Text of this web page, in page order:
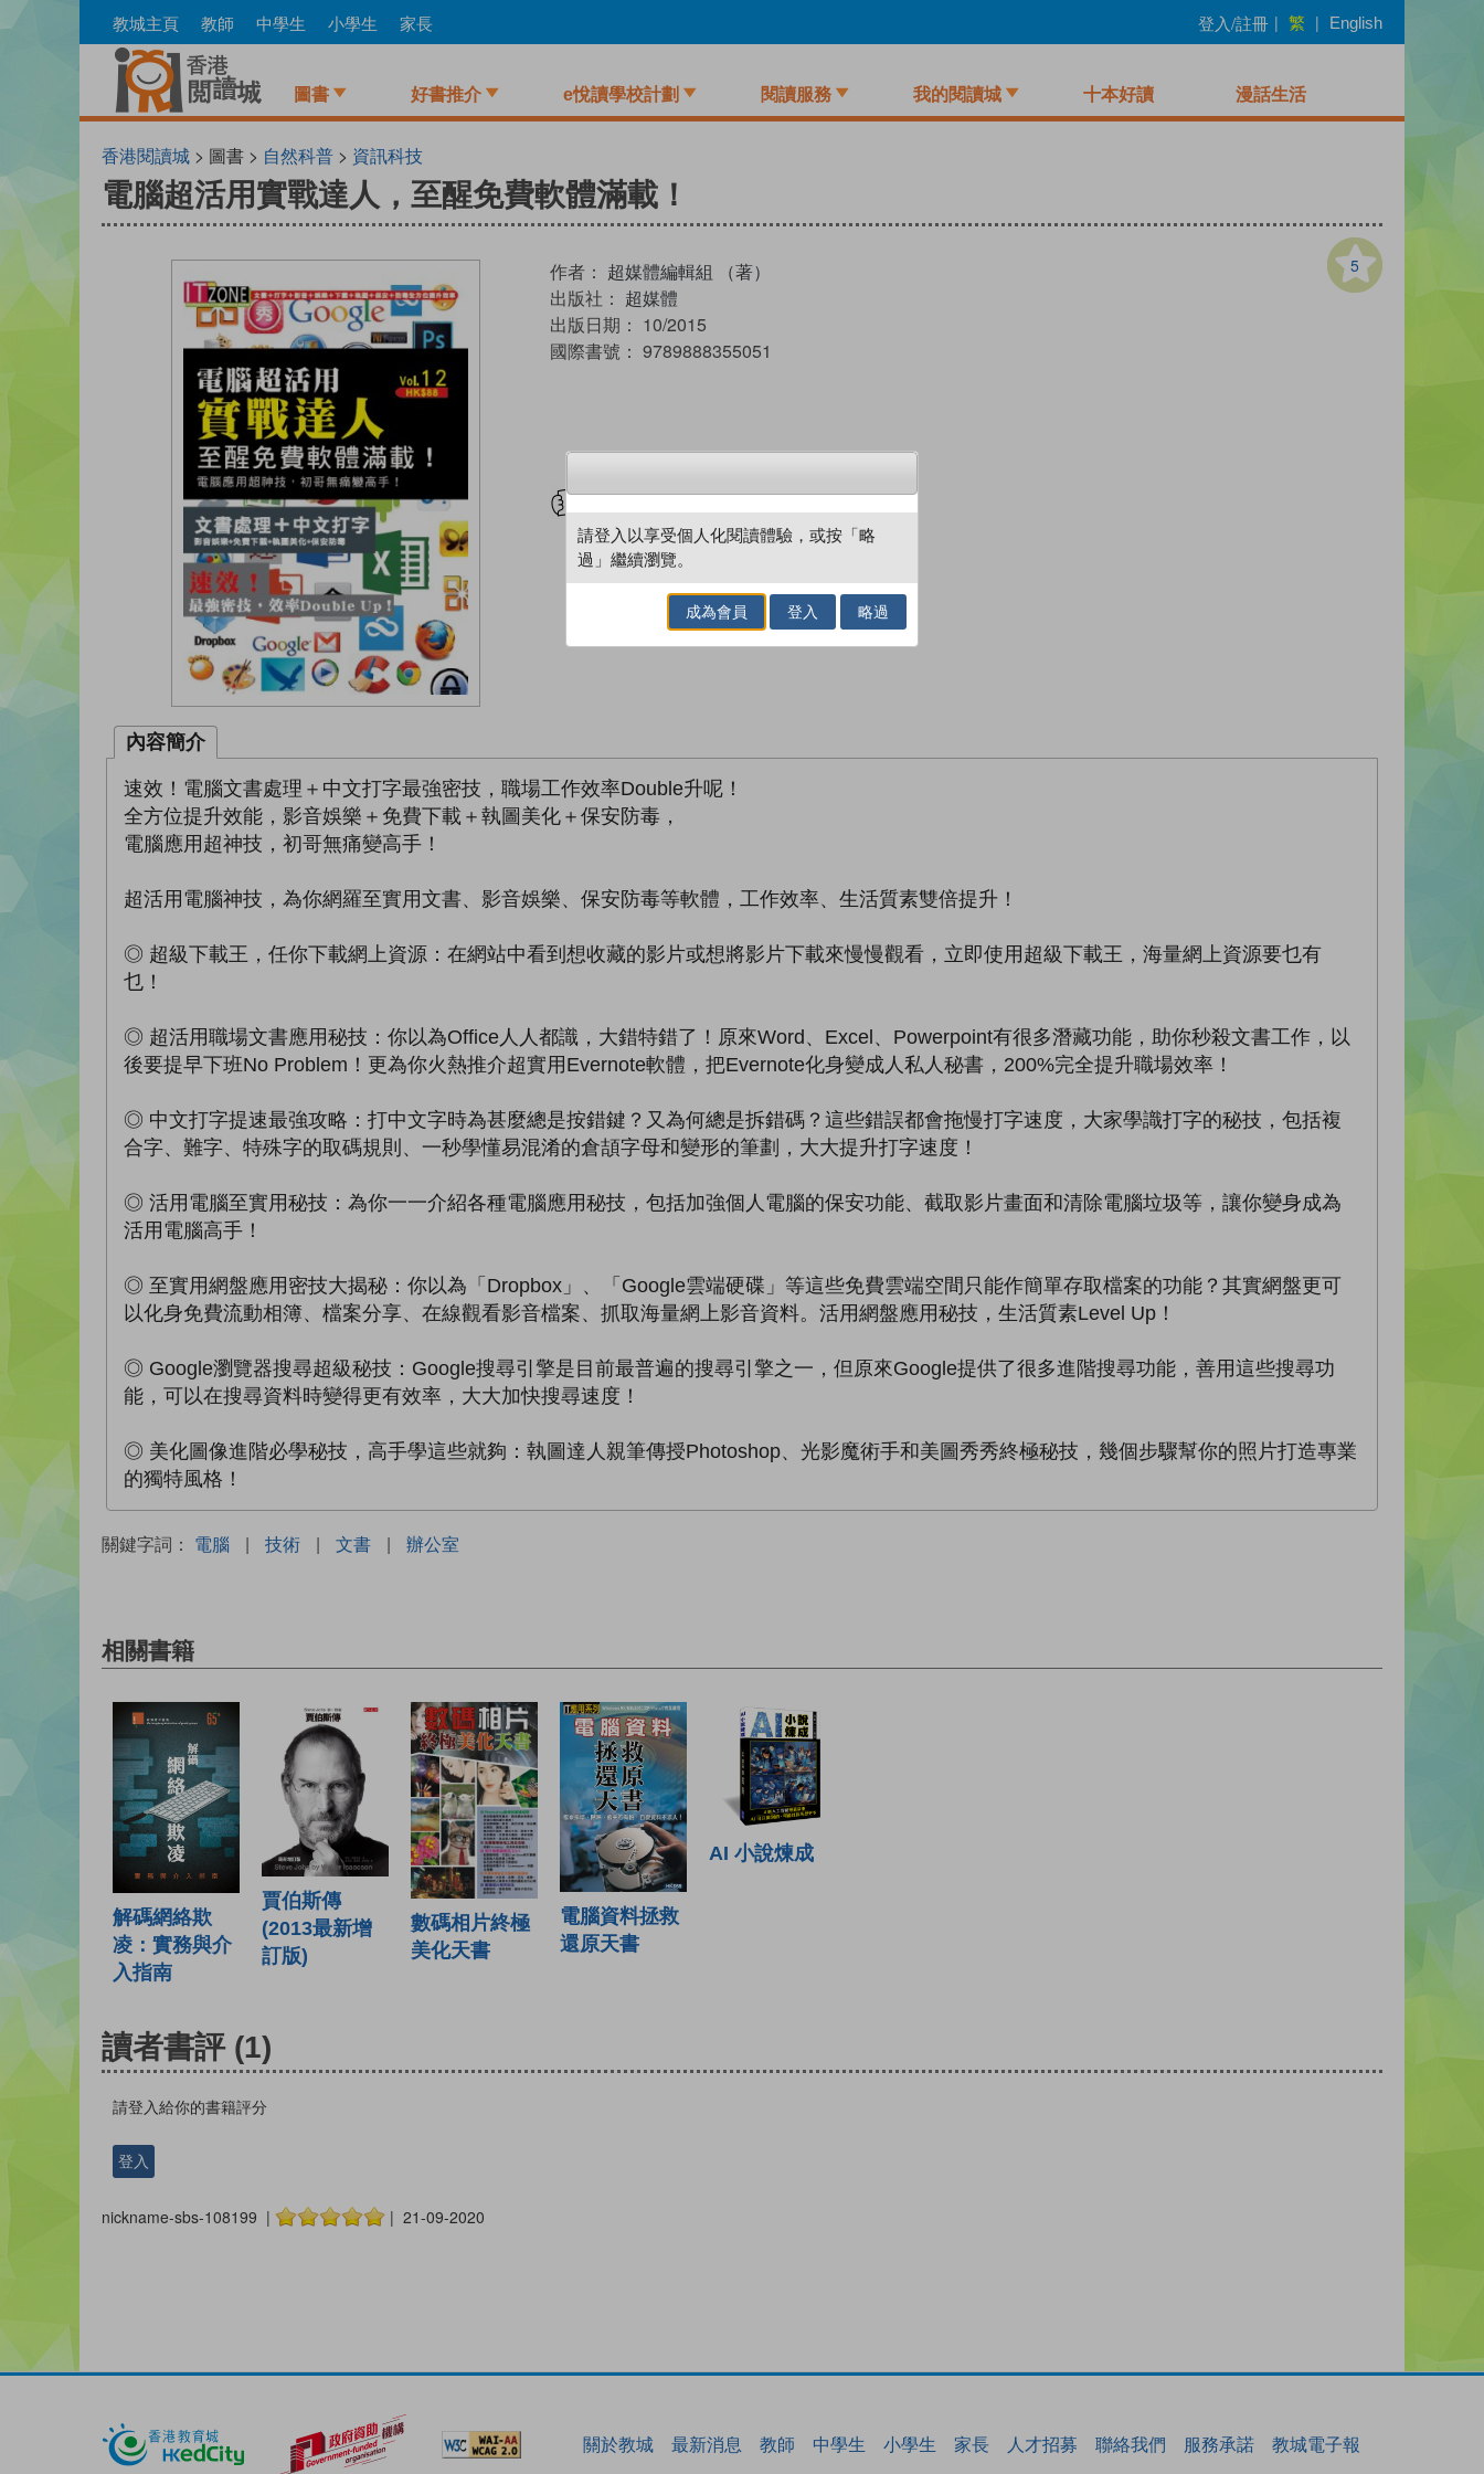
to
教城主頁 教師 中學生 小學生 家長 登入/註冊 | 繁 | English
圖書 好書推介 e悅讀學校計劃 閱讀服務 我的閱讀城 十本好讀 漫話生活
香港閱讀城 > 圖書 > 自然科普 > 資訊科技
電腦超活用實戰達人，至醒免費軟體滿載！
5
作者： 超媒體編輯組 （著）
出版社： 超媒體
出版日期： 10/2015
國際書號： 9789888355051
內容簡介
速效！電腦文書處理＋中文打字最強密技，職場工作效率Double升呢！
全方位提升效能，影音娛樂＋免費下載＋執圖美化＋保安防毒，
電腦應用超神技，初哥無痛變高手！
超活用電腦神技，為你網羅至實用文書、影音娛樂、保安防毒等軟體，工作效率、生活質素雙倍提升！
◎ 超級下載王，任你下載網上資源：在網站中看到想收藏的影片或想將影片下載來慢慢觀看，立即使用超級下載王，海量網上資源要乜有
乜！
◎ 超活用職場文書應用秘技：你以為Office人人都識，大錯特錯了！原來Word、Excel、Powerpoint有很多潛藏功能，助你秒殺文書工作，以
後要提早下班No Problem！更為你火熱推介超實用Evernote軟體，把Evernote化身變成人私人秘書，200%完全提升職場效率！
◎ 中文打字提速最強攻略：打中文字時為甚麼總是按錯鍵？又為何總是拆錯碼？這些錯誤都會拖慢打字速度，大家學識打字的秘技，包括複
合字、難字、特殊字的取碼規則、一秒學懂易混淆的倉頡字母和變形的筆劃，大大提升打字速度！
◎ 活用電腦至實用秘技：為你一一介紹各種電腦應用秘技，包括加強個人電腦的保安功能、截取影片畫面和清除電腦垃圾等，讓你變身成為
活用電腦高手！
◎ 至實用網盤應用密技大揭秘：你以為「Dropbox」、「Google雲端硬碟」等這些免費雲端空間只能作簡單存取檔案的功能？其實網盤更可
以化身免費流動相簿、檔案分享、在線觀看影音檔案、抓取海量網上影音資料。活用網盤應用秘技，生活質素Level Up！
◎ Google瀏覽器搜尋超級秘技：Google搜尋引擎是目前最普遍的搜尋引擎之一，但原來Google提供了很多進階搜尋功能，善用這些搜尋功
能，可以在搜尋資料時變得更有效率，大大加快搜尋速度！
◎ 美化圖像進階必學秘技，高手學這些就夠：執圖達人親筆傳授Photoshop、光影魔術手和美圖秀秀終極秘技，幾個步驟幫你的照片打造專業
的獨特風格！
關鍵字詞： 電腦 | 技術 | 文書 | 辦公室
相關書籍
解碼網絡欺
凌：實務與介
入指南
賈伯斯傳
(2013最新增
訂版)
數碼相片終極
美化天書
電腦資料拯救
還原天書
AI 小說煉成
讀者書評 (1)
請登入給你的書籍評分
登入
nickname-sbs-108199 | | 21-09-2020
關於教城 最新消息 教師 中學生 小學生 家長 人才招募 聯絡我們 服務承諾 教城電子報
請登入以享受個人化閱讀體驗，或按「略
過」繼續瀏覽。
成為會員 登入 略過